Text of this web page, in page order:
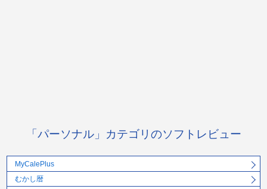
「パーソナル」カテゴリのソフトレビュー
MyCalePlus
むかし暦